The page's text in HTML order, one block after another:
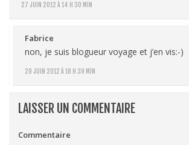
27 JUIN 2012 À 14 H 30 MIN
Fabrice
29 JUIN 2012 À 18 H 39 MIN
non, je suis blogueur voyage et j’en vis:-)
LAISSER UN COMMENTAIRE
Commentaire